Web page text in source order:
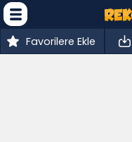
Favorilere Ekle